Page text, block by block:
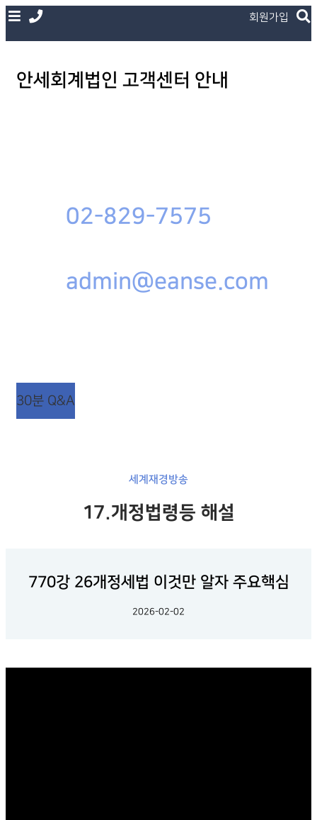
회원가입
안세회계법인 고객센터 안내
02-829-7575
admin@eanse.com
30분 Q&A
세계재경방송
17.개정법령등 해설
770강 26개정세법 이것만 알자 주요핵심
2026-02-02